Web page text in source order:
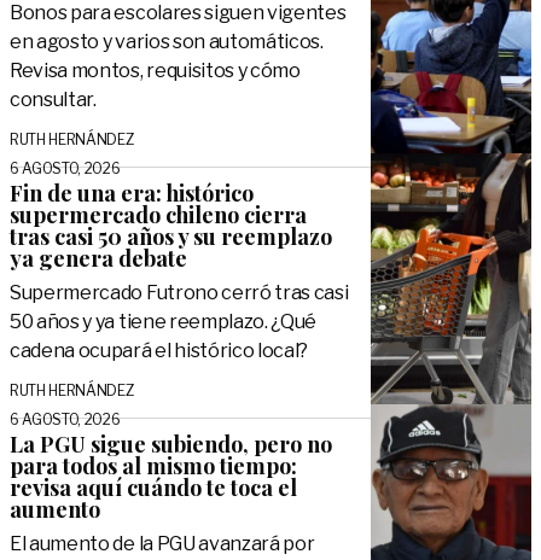
Bonos para escolares siguen vigentes
en agosto y varios son automáticos.
Revisa montos, requisitos y cómo
consultar.
RUTH HERNÁNDEZ
6 AGOSTO, 2026
Fin de una era: histórico
supermercado chileno cierra
tras casi 50 años y su reemplazo
ya genera debate
Supermercado Futrono cerró tras casi
50 años y ya tiene reemplazo. ¿Qué
cadena ocupará el histórico local?
RUTH HERNÁNDEZ
6 AGOSTO, 2026
La PGU sigue subiendo, pero no
para todos al mismo tiempo:
revisa aquí cuándo te toca el
aumento
El aumento de la PGU avanzará por